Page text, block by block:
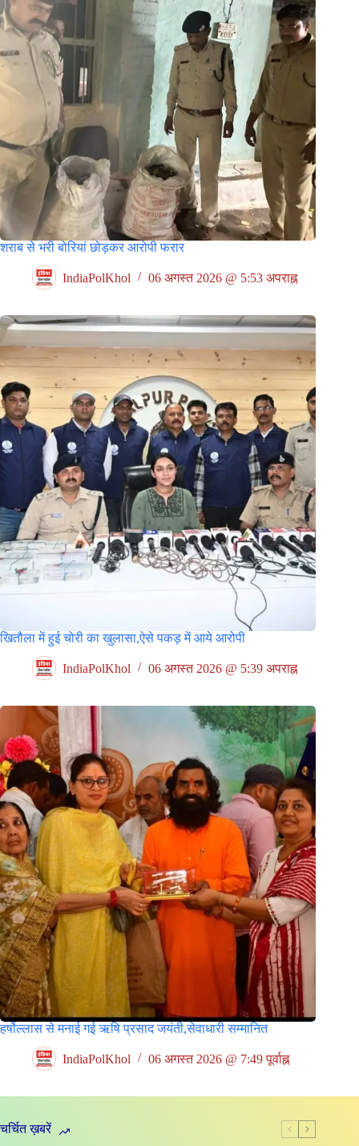
शराब से भरी बोरियां छोड़कर आरोपी फरार
IndiaPolKhol 06 अगस्त 2026 @ 5:53 अपराह्न
खितौला में हुई चोरी का खुलासा,ऐसे पकड़ में आये आरोपी
IndiaPolKhol 06 अगस्त 2026 @ 5:39 अपराह्न
हर्षोल्लास से मनाई गई ऋषि प्रसाद जयंती,सेवाधारी सम्मानित
IndiaPolKhol 06 अगस्त 2026 @ 7:49 पूर्वाह्न
चर्चित ख़बरें